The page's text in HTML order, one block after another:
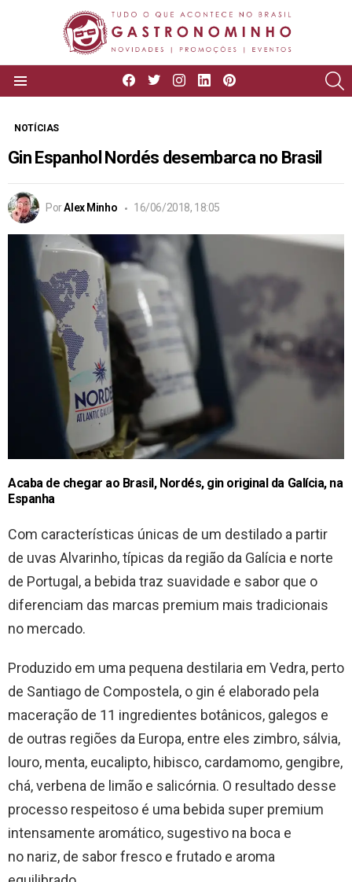
facebooktwitterinstagram
linkedin
NOTÍCIAS
Gin Espanhol Nordés desembarca no Brasil
PorAlex Minho 16/06/2018, 18:05
Acaba de chegar ao Brasil, Nordés, gin original da Galícia, na
Espanha
Com características únicas de um destilado a partir
de uvas Alvarinho, típicas da região da Galícia e norte
de Portugal, a bebida traz suavidade e sabor que o
diferenciam das marcas premium mais tradicionais
no mercado.
Produzido em uma pequena destilaria em Vedra, perto
de Santiago de Compostela, o gin é elaborado pela
maceração de 11 ingredientes botânicos, galegos e
de outras regiões da Europa, entre eles zimbro, sálvia,
louro, menta, eucalipto, hibisco, cardamomo, gengibre,
chá, verbena de limão e salicórnia. O resultado desse
processo respeitoso é uma bebida super premium
intensamente aromático, sugestivo na boca e
no nariz, de sabor fresco e frutado e aroma